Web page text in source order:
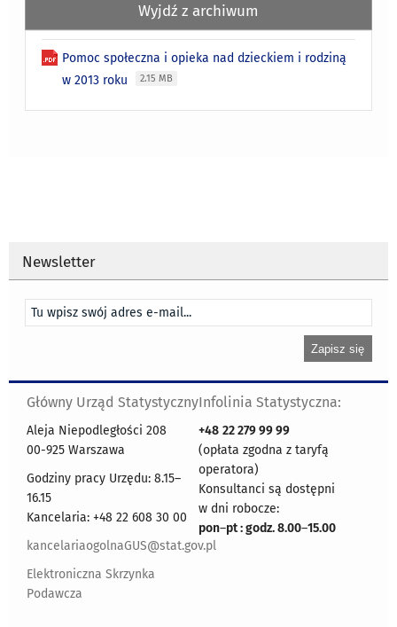
Wyjdź z archiwum
Pomoc społeczna i opieka nad dzieckiem i rodziną
w 2013 roku
2.15 MB
Newsletter
Główny Urząd Statystyczny
Aleja Niepodległości 208
00-925 Warszawa
Godziny pracy Urzędu: 8.15–
16.15
Kancelaria: +48 22 608 30 00
kancelariaogolnaGUS@stat.gov.pl
Elektroniczna Skrzynka
Podawcza
Infolinia Statystyczna:
+48 22 279 99 99
(opłata zgodna z taryfą
operatora)
Konsultanci są dostępni
w dni robocze:
pon–pt : godz. 8.00–15.00